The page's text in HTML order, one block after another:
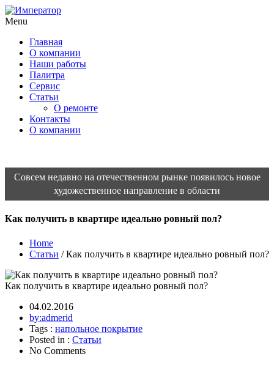
Menu
Главная
О компании
Наши работы
Палитра
Сервис
Статьи
О ремонте
Контакты
О компании
Совсем недавно на отечественном рынке появилось новое
художественное направление в области
Как получить в квартире идеально ровный пол?
Home
Статьи / Как получить в квартире идеально ровный пол?
Как получить в квартире идеально ровный пол?
04.02.2016
by:admerid
Tags : напольное покрытие
Posted in : Статьи
No Comments